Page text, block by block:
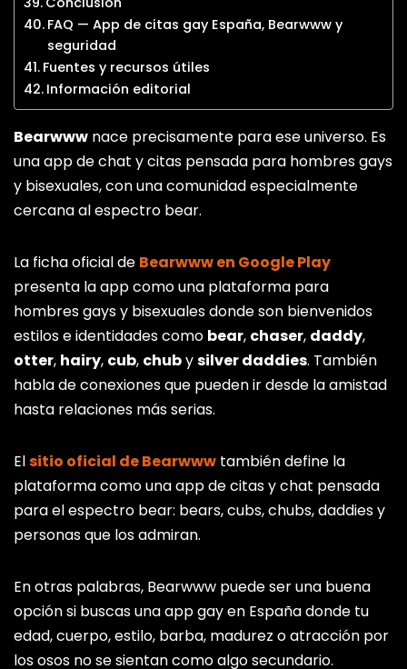
FAQ — App de citas gay España, Bearwww y
seguridad
Fuentes y recursos útiles
Información editorial
Bearwww nace precisamente para ese universo. Es
una app de chat y citas pensada para hombres gays
y bisexuales, con una comunidad especialmente
cercana al espectro bear.
La ficha oficial de Bearwww en Google Play
presenta la app como una plataforma para
hombres gays y bisexuales donde son bienvenidos
estilos e identidades como bear, chaser, daddy,
otter, hairy, cub, chubysilver daddies. También
habla de conexiones que pueden ir desde la amistad
hasta relaciones más serias.
Elsitio oficial de Bearwww también define la
plataforma como una app de citas y chat pensada
para el espectro bear: bears, cubs, chubs, daddies y
personas que los admiran.
En otras palabras, Bearwww puede ser una buena
opción si buscas una app gay en España donde tu
edad, cuerpo, estilo, barba, madurez o atracción por
los osos no se sientan como algo secundario.